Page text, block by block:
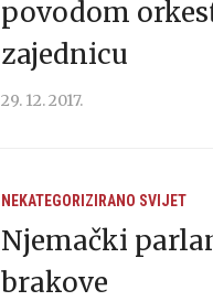
povodom
zajednicu
29. 12. 2017.
NEKATEGORIZIRANO SVIJET
Njemački
brakove